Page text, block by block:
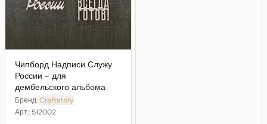
Чипборд Надписи Служу
России - для
дембельского альбома
Бренд:Craftstory
Арт.: 512002